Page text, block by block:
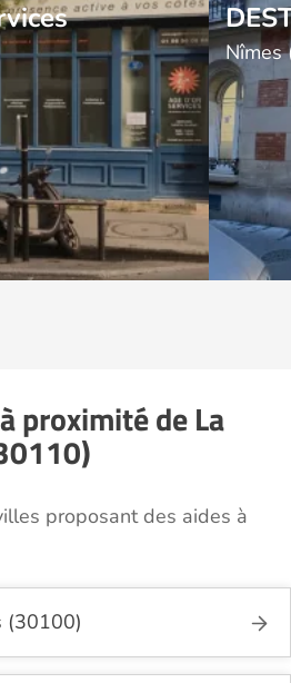
Nîmes
proximité de La
proposant des aides à
(30100)